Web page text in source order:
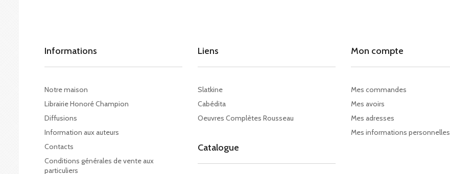
Informations
Notre maison
Librairie Honoré Champion
Diffusions
Information aux auteurs
Contacts
Conditions générales de vente aux
particuliers
Liens
Slatkine
Cabédita
Oeuvres Complètes Rousseau
Catalogue
Mon compte
Mes commandes
Mes avoirs
Mes adresses
Mes informations personnelles